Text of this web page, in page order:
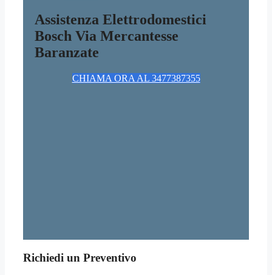
Assistenza Elettrodomestici
Bosch Via Mercantesse
Baranzate
CHIAMA ORA AL 3477387355
Richiedi un Preventivo